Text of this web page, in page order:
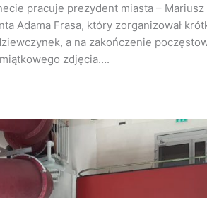
pracuje prezydent miasta – Mariusz
Adama Frasa, który zorganizował
a na zakończenie
zdjęcia….